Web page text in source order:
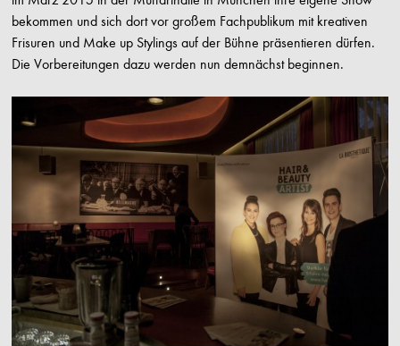
bekommen und sich dort vor großem Fachpublikum mit kreativen
Frisuren und Make up Stylings auf der Bühne präsentieren dürfen.
Die Vorbereitungen dazu werden nun demnächst beginnen.